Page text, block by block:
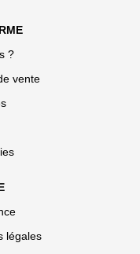
?
vente
légales